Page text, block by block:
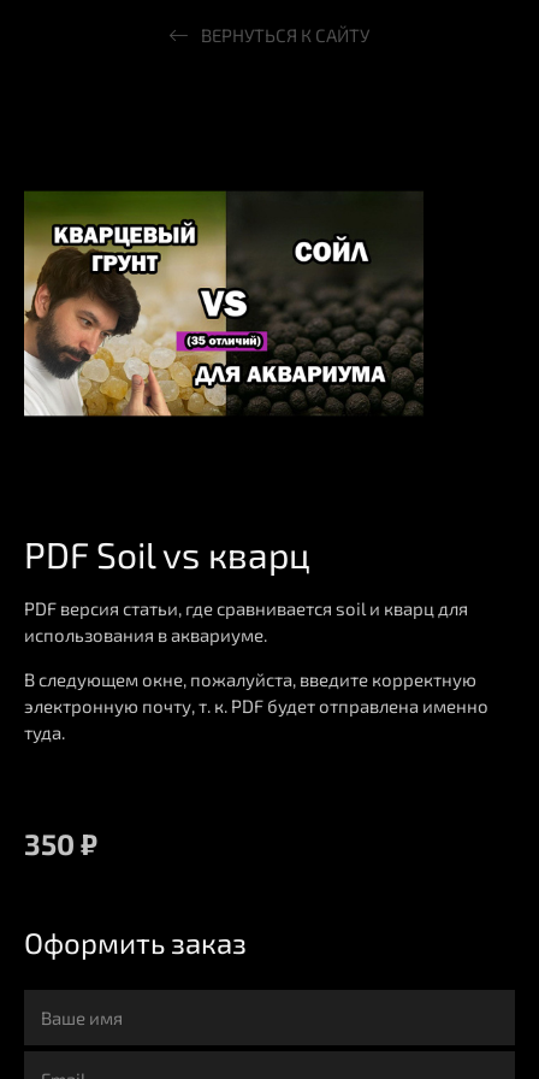
ВЕРНУТЬСЯ К САЙТУ
PDF Soil vs кварц
PDF версия статьи, где сравнивается soil и кварц для
использования в аквариуме.
В следующем окне, пожалуйста, введите корректную
электронную почту, т. к. PDF будет отправлена именно
туда.
350 ₽
Оформить заказ